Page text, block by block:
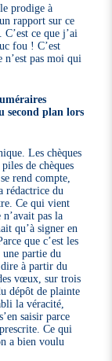
prodige à
rapport sur ce
ce que j’ai
fou ! C’est
pas moi qui
second plan lors
Les chèques
de chèques
rend compte,
rédactrice du
Ce qui vient
pas la
qu’à signer en
que c’est les
une partie du
dire à partir du
vœux, sur trois
dépôt de plainte
la véracité,
saisir parce
Ce qui
a bien voulu